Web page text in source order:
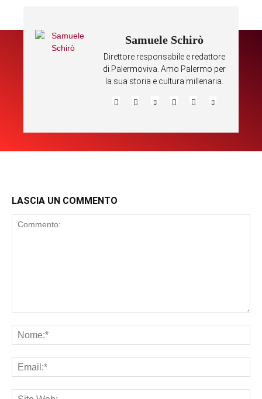
Samuele Schirò
Direttore responsabile e redattore
di Palermoviva. Amo Palermo per
la sua storia e cultura millenaria.
LASCIA UN COMMENTO